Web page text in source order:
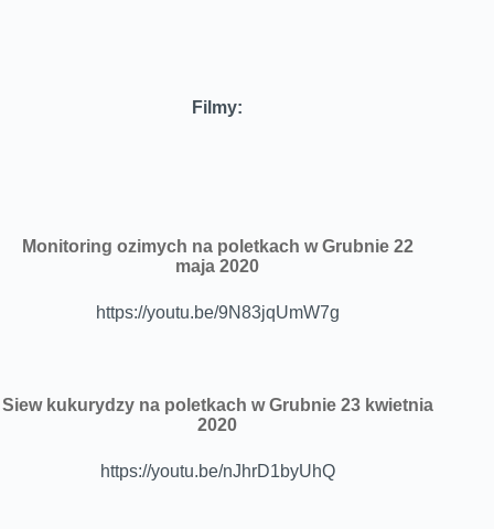
Filmy:
Monitoring ozimych na poletkach w Grubnie 22
maja 2020
https://youtu.be/9N83jqUmW7g
Siew kukurydzy na poletkach w Grubnie 23 kwietnia
2020
https://youtu.be/nJhrD1byUhQ